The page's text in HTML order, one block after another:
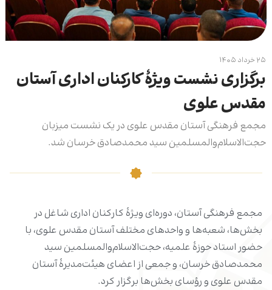
۲۵ خرداد ۱۴۰۵
برگزاری نشست ویژۀ کارکنان اداری آستان
مقدس علوی
مجمع فرهنگی آستان مقدس علوی در یک نشست میزبان
حجت‌الاسلام‌والمسلمین سید محمدصادق خرسان شد.
مجمع فرهنگی آستان، دوره‌ای ویژۀ کارکنان اداری شاغل در
بخش‌ها، شعبه‌ها و واحدهای مختلف آستان مقدس علوی، با
حضور استاد حوزۀ علمیه، حجت‌الاسلام‌والمسلمین سید
محمدصادق خرسان، و جمعی از اعضای هیئت‌مدیرۀ آستان
مقدس علوی و رؤسای بخش‌ها برگزار کرد.